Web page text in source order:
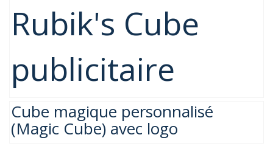
Rubik's Cube
publicitaire
Cube magique personnalisé
(Magic Cube) avec logo